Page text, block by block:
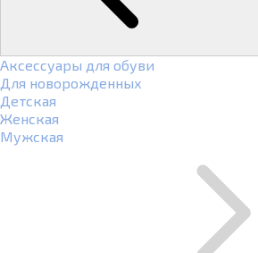
Аксессуары для обуви
Для новорожденных
Детская
Женская
Мужская